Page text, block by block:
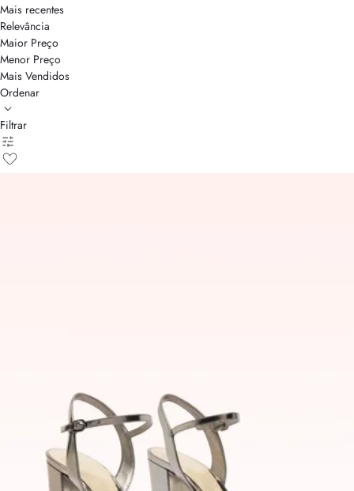
Mais recentes
Relevância
Maior Preço
Menor Preço
Mais Vendidos
Ordenar
Filtrar